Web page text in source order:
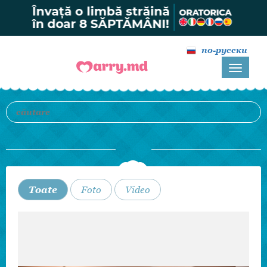
по-русски
Toate Foto Video